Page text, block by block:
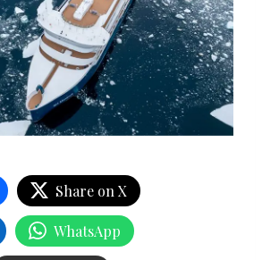
Share on X
WhatsApp